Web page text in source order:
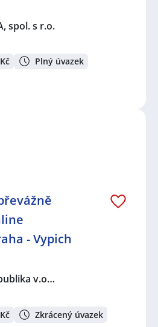
spol. s r.o.
Plný úvazek
- Vypich
v.o…
Zkrácený úvazek